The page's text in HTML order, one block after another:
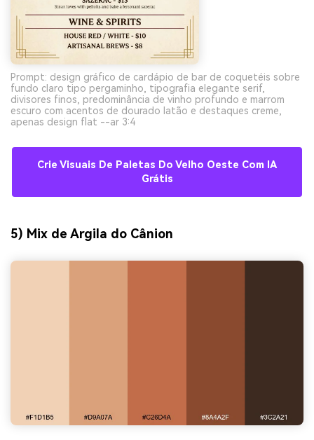
Prompt: design gráfico de cardápio de bar de coquetéis sobre
fundo claro tipo pergaminho, tipografia elegante serif,
divisores finos, predominância de vinho profundo e marrom
escuro com acentos de dourado latão e destaques creme,
apenas design flat --ar 3:4
Crie Visuais De Paletas Do Velho Oeste Com IA
Grátis
5) Mix de Argila do Cânion